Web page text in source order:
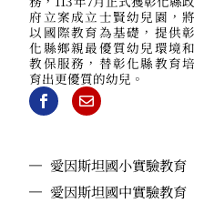
府立案成立士賢幼兒園，將
以國際教育為基礎，提供彰
化縣鄉親最優質幼兒環境和
教保服務，替彰化縣教育培
育出更優質的幼兒。
愛因斯坦國小實驗教育
愛因斯坦國中實驗教育